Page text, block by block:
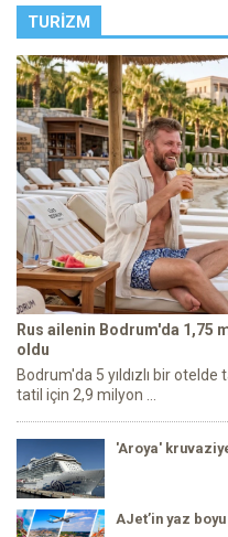
TURIZM
Rus ailenin Bodrum'da 1,75
oldu
Bodrum'da 5 yıldızlı bir
tatil için 2,9 milyon ...
'Aroya'
AJet’in yaz